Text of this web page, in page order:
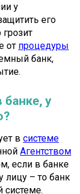
у
его
от процедуры
банк,
банке, у
в системе
Агентством
если в банке
лицу – то банк
системе.